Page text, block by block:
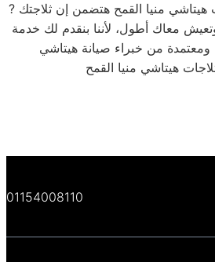
? مع مركز صيانة ثلاجات هيتاشي منيا القمح هتضمن إن ثلاجتك
معاك أطول، لأننا بنقدم لك خدمة
هيتاشي منيا القمح
01154008110